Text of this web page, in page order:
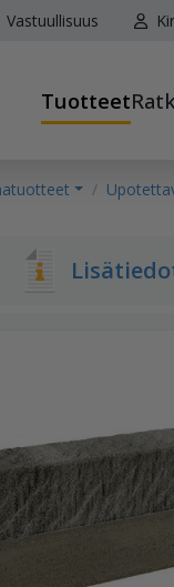
Vastuullisuus
Tuotteet